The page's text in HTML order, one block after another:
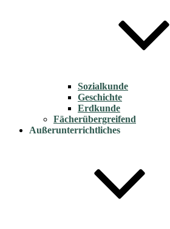
Sozialkunde
Geschichte
Erdkunde
Fächerübergreifend
Außerunterrichtliches